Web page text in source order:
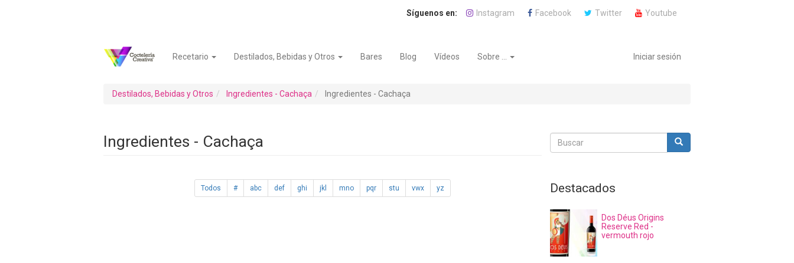
Instagram Facebook Twitter Youtube
NavegaciónRecetario Destilados, Bebidas y Otros Bares Blog Vídeos Sobre ...
Menú
cuenta
de
Iniciar sesión
Destilados, Bebidas y Otros Ingredientes - Cachaça Ingredientes - Cachaça
Ingredientes - Cachaça
Todos # abc def ghi jkl mno pqr stu vwx yz
Buscar
Buscar Buscar
Destacados
Dos Déus Origins
Reserve Red -
vermouth rojo